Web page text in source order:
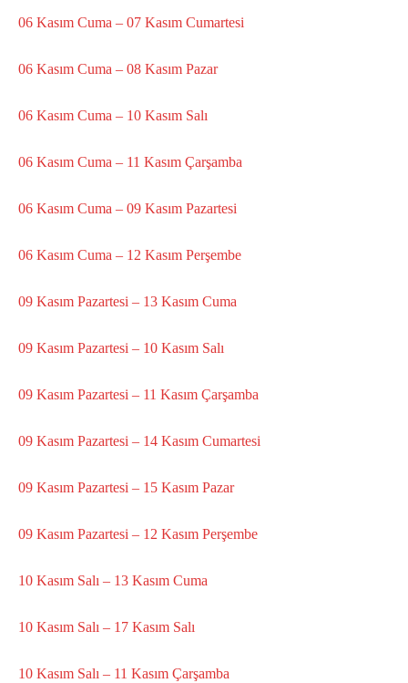
06 Kasım Cuma – 07 Kasım Cumartesi
06 Kasım Cuma – 08 Kasım Pazar
06 Kasım Cuma – 10 Kasım Salı
06 Kasım Cuma – 11 Kasım Çarşamba
06 Kasım Cuma – 09 Kasım Pazartesi
06 Kasım Cuma – 12 Kasım Perşembe
09 Kasım Pazartesi – 13 Kasım Cuma
09 Kasım Pazartesi – 10 Kasım Salı
09 Kasım Pazartesi – 11 Kasım Çarşamba
09 Kasım Pazartesi – 14 Kasım Cumartesi
09 Kasım Pazartesi – 15 Kasım Pazar
09 Kasım Pazartesi – 12 Kasım Perşembe
10 Kasım Salı – 13 Kasım Cuma
10 Kasım Salı – 17 Kasım Salı
10 Kasım Salı – 11 Kasım Çarşamba